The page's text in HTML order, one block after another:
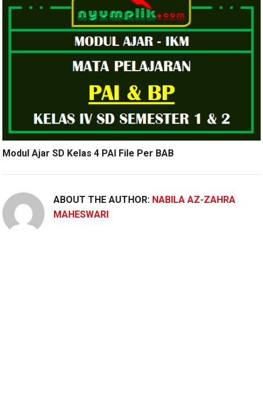
Modul Ajar SD Kelas 4 PAI File Per BAB
ABOUT THE AUTHOR: NABILA AZ-ZAHRA
MAHESWARI